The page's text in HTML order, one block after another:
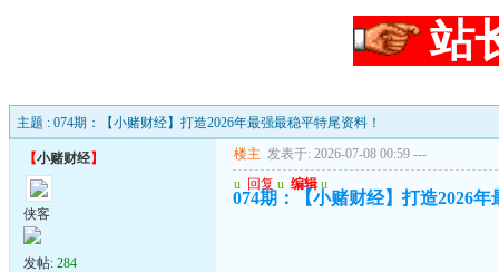
站
主题 : 074期：【小赌财经】打造2026年最强最稳平特尾资料！
【小赌财经】
侠客
发帖: 284
楼主 发表于: 2026-07-08 00:59 ---
u 回复 u 编辑 u
074期：【小赌财经】打造2026